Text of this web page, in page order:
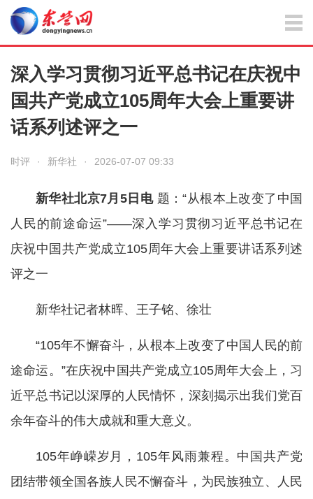
深入学习贯彻习近平总书记在庆祝中
国共产党成立105周年大会上重要讲
话系列述评之一
时评 · 新华社 · 2026-07-07 09:33
新华社北京7月5日电 题：“从根本上改变了中国
人民的前途命运”——深入学习贯彻习近平总书记在
庆祝中国共产党成立105周年大会上重要讲话系列述
评之一
新华社记者林晖、王子铭、徐壮
“105年不懈奋斗，从根本上改变了中国人民的前
途命运。”在庆祝中国共产党成立105周年大会上，习
近平总书记以深厚的人民情怀，深刻揭示出我们党百
余年奋斗的伟大成就和重大意义。
105年峥嵘岁月，105年风雨兼程。中国共产党
团结带领全国各族人民不懈奋斗，为民族独立、人民